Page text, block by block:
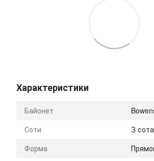
Характеристики
Байонет
Соти
З
Форма